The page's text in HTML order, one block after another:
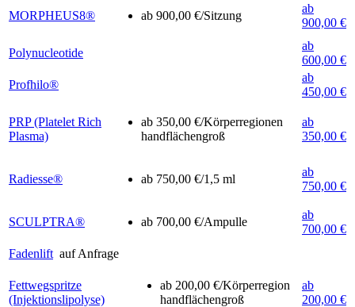
MORPHEUS8® ab 900,00 €/Sitzung
ab
900,00 €
Polynucleotide
ab
600,00 €
Profhilo®
ab
450,00 €
PRP (Platelet Rich
Plasma)
ab 350,00 €/Körperregionen
handflächengroß
ab
350,00 €
Radiesse® ab 750,00 €/1,5 ml
ab
750,00 €
SCULPTRA® ab 700,00 €/Ampulle
ab
700,00 €
Fadenlift auf Anfrage
Fettwegspritze
(Injektionslipolyse)
ab 200,00 €/Körperregion
handflächengroß
ab
200,00 €